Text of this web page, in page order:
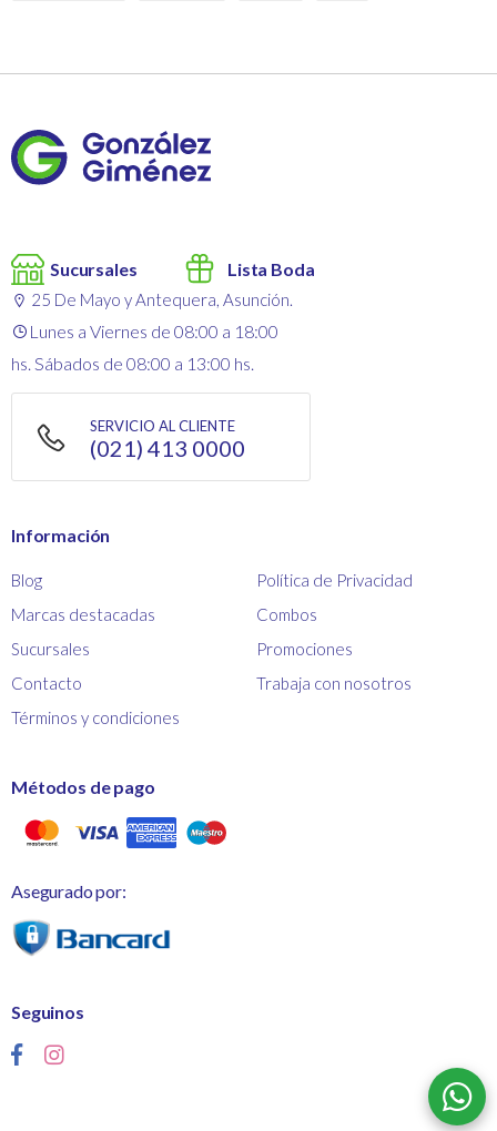
Sucursales Lista Boda
25 De Mayo y Antequera, Asunción.
Lunes a Viernes de 08:00 a 18:00
hs. Sábados de 08:00 a 13:00 hs.
SERVICIO AL CLIENTE
(021) 413 0000
Información
Blog
Marcas destacadas
Sucursales
Contacto
Términos y condiciones
Política de Privacidad
Combos
Promociones
Trabaja con nosotros
Métodos de pago
Asegurado por:
Seguinos